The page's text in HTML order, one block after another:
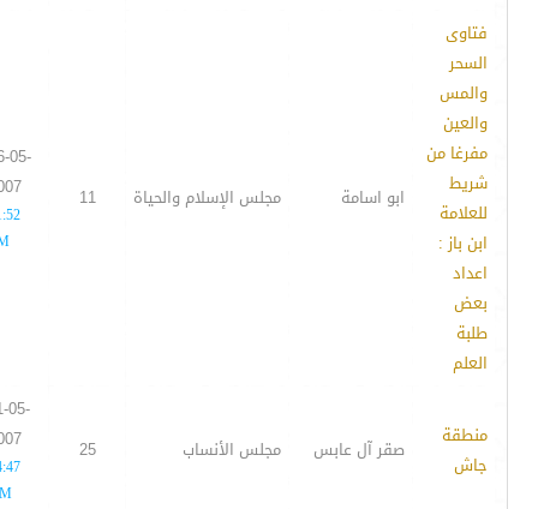
فتاوى
السحر
والمس
والعين
مفرغا من
شريط
للعلامة
ابن باز :
اعداد
بعض
طلبة
العلم
ابو اسامة مجلس الإسلام والحياة 11
05-
منطقة
جاش
صقر آل عابس مجلس الأنساب 25
05-